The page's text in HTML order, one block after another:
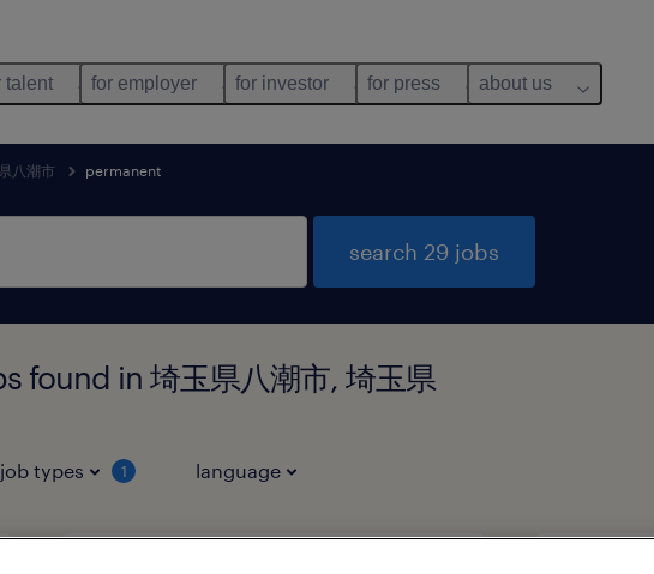
talent for employer for investor for press about us
八潮市 permanent
search 29 jobs
found in 埼玉県八潮市, 埼玉県
job types 1 language